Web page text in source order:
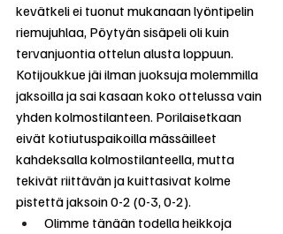
kevätkeli ei tuonut mukanaan lyöntipelin
riemujuhlaa, Pöytyän sisäpeli oli kuin
tervanjuontia ottelun alusta loppuun.
Kotijoukkue jäi ilman juoksuja molemmilla
jaksoilla ja sai kasaan koko ottelussa vain
yhden kolmostilanteen. Porilaisetkaan
eivät kotiutuspaikoilla mässäilleet
kahdeksalla kolmostilanteella, mutta
tekivät riittävän ja kuittasivat kolme
pistettä jaksoin 0-2 (0-3, 0-2).
Olimme tänään todella heikkoja